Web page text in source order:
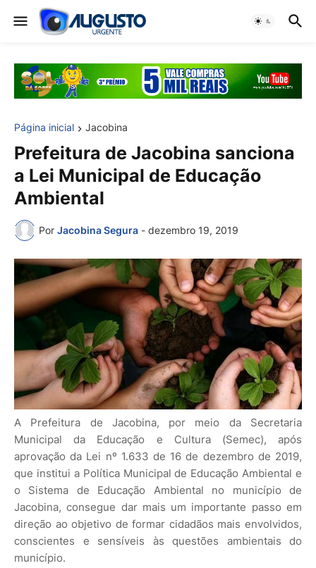
Página inicial Jacobina
Prefeitura de Jacobina sanciona
a Lei Municipal de Educação
Ambiental
Por Jacobina Segura - dezembro 19, 2019
A Prefeitura de Jacobina, por meio da Secretaria
Municipal da Educação e Cultura (Semec), após
aprovação da Lei nº 1.633 de 16 de dezembro de 2019,
que institui a Política Municipal de Educação Ambiental e
o Sistema de Educação Ambiental no município de
Jacobina, consegue dar mais um importante passo em
direção ao objetivo de formar cidadãos mais envolvidos,
conscientes e sensíveis às questões ambientais do
município.